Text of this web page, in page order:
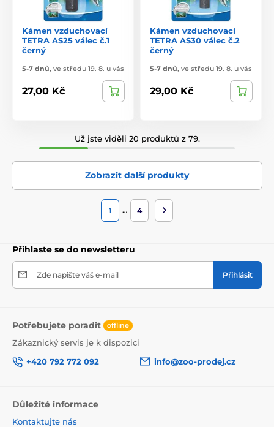
Kámen vzduchovací
TETRA AS25 válec č.1
černý
5-7 dnů, ve středu 19. 8. u vás
27,00 Kč
Kámen vzduchovací
TETRA AS30 válec č.2
černý
5-7 dnů, ve středu 19. 8. u vás
29,00 Kč
Už jste viděli 20 produktů z 79.
Zobrazit další produkty
1 … 4
Přihlaste se do newsletteru
Zde napište váš e-mail Přihlásit
Potřebujete poradit offline
Zákaznický servis je k dispozici
+420 792 772 092
info@zoo-prodej.cz
Důležité informace
Kontaktujte nás